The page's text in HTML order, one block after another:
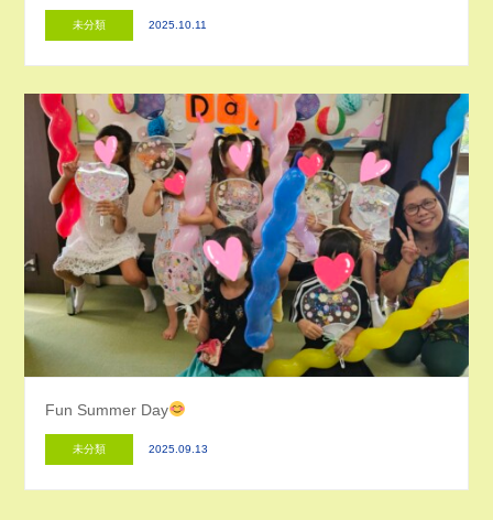
未分類 2025.10.11
Fun Summer Day
未分類 2025.09.13